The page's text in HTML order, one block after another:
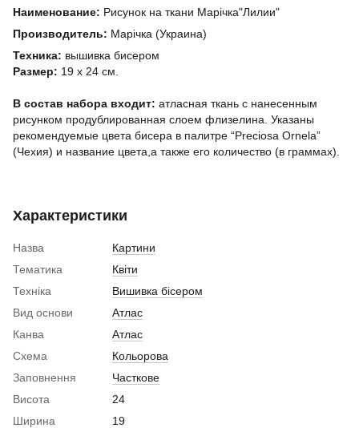
Наименование: Рисунок на ткани Марічка"Лилии"
Производитель: Марічка (Украина)
Техника: вышивка бисером
Размер: 19 х 24 см.
В состав набора входит: атласная ткань с нанесенным
рисунком продублированная слоем флизелина. Указаны
рекомендуемые цвета бисера в палитре “Preciosa Ornela”
(Чехия) и название цвета,а также его количество (в граммах).
Характеристики
Назва
Картини
Тематика
Квіти
Техніка
Вишивка бісером
Вид основи
Атлас
Канва
Атлас
Схема
Кольорова
Заповнення
Часткове
Висота
24
Ширина
19